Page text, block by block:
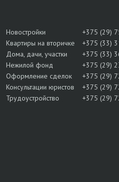
Новостройки
+375 (29)
Квартиры на вторичке
+375 (33)
Дома, дачи, участки
+375 (33)
Нежилой фонд
+375 (29)
Оформление сделок
+375 (29)
Консультации юристов
+375 (29)
Трудоустройство
+375 (29)